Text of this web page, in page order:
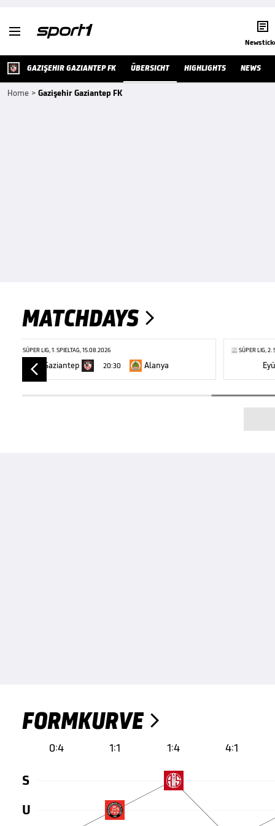
 
GAZIŞEHIR GAZIANTEP FK ÜBERSICHT HIGHLIGHTS NEWS
Home > Gazişehir Gaziantep FK
MATCHDAYS 

SÜPER LIG, 1. SPIELTAG, 15.08.2026
Gaziantep 20:30 Alanya
SÜPER LIG, 2.
FORMKURVE 
0:4 1:1 1:4 4:1
S
U